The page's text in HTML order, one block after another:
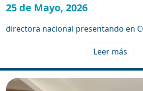
25 de Mayo, 2026
directora nacional presentando en
Leer más